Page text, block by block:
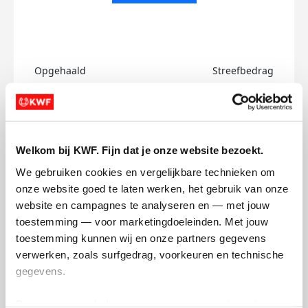
Welkom bij KWF. Fijn dat je onze website bezoekt.
We gebruiken cookies en vergelijkbare technieken om
onze website goed te laten werken, het gebruik van onze
website en campagnes te analyseren en — met jouw
toestemming — voor marketingdoeleinden. Met jouw
toestemming kunnen wij en onze partners gegevens
verwerken, zoals surfgedrag, voorkeuren en technische
gegevens.
Opgehaald Streefbedrag
Joel's badges